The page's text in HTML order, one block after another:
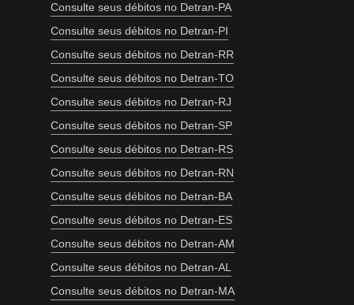
Consulte seus débitos no Detran-PA
Consulte seus débitos no Detran-PI
Consulte seus débitos no Detran-RR
Consulte seus débitos no Detran-TO
Consulte seus débitos no Detran-RJ
Consulte seus débitos no Detran-SP
Consulte seus débitos no Detran-RS
Consulte seus débitos no Detran-RN
Consulte seus débitos no Detran-BA
Consulte seus débitos no Detran-ES
Consulte seus débitos no Detran-AM
Consulte seus débitos no Detran-AL
Consulte seus débitos no Detran-MA